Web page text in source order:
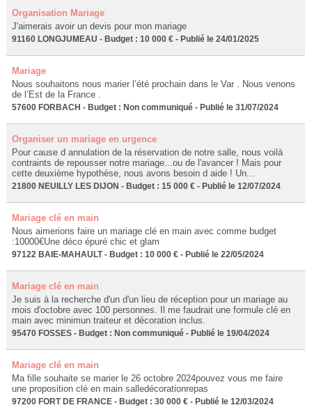
Organisation Mariage
J'aimerais avoir un devis pour mon mariage
91160 LONGJUMEAU - Budget : 10 000 € - Publié le 24/01/2025
Mariage
Nous souhaitons nous marier l’été prochain dans le Var . Nous venons
de l’Est de la France .
57600 FORBACH - Budget : Non communiqué - Publié le 31/07/2024
Organiser un mariage en urgence
Pour cause d annulation de la réservation de notre salle, nous voilà
contraints de repousser notre mariage...ou de l'avancer ! Mais pour
cette deuxième hypothèse, nous avons besoin d aide ! Un...
21800 NEUILLY LES DIJON - Budget : 15 000 € - Publié le 12/07/2024
Mariage clé en main
Nous aimerions faire un mariage clé en main avec comme budget
:10000€Une déco épuré chic et glam
97122 BAIE-MAHAULT - Budget : 10 000 € - Publié le 22/05/2024
Mariage clé en main
Je suis à la recherche d'un d'un lieu de réception pour un mariage au
mois d'octobre avec 100 personnes. Il me faudrait une formule clé en
main avec minimun traiteur et décoration inclus.
95470 FOSSES - Budget : Non communiqué - Publié le 19/04/2024
Mariage clé en main
Ma fille souhaite se marier le 26 octobre 2024pouvez vous me faire
une proposition clé en main salledécorationrepas
97200 FORT DE FRANCE - Budget : 30 000 € - Publié le 12/03/2024